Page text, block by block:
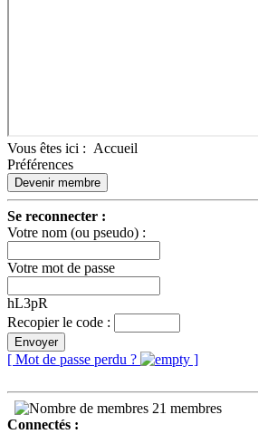
Vous êtes ici : Accueil
Préférences
Devenir membre
Se reconnecter :
Votre nom (ou pseudo) :
Votre mot de passe
hL3pR
Recopier le code :
Envoyer
[ Mot de passe perdu ? ]
21 membres
Connectés :